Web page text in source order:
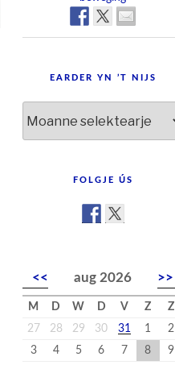
EARDER YN ’T NIJS
yn
FOLGJE ÚS
<< aug 2026 >>
M D W D V Z
Z
27
28 29 30 31 1
2
3
4 5 6 7 8
9